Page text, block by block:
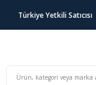
Türkiye Yetkili Satıcısı